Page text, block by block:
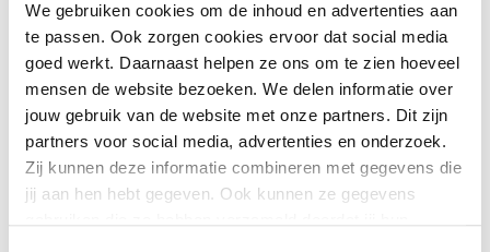
We gebruiken cookies om de inhoud en advertenties aan
te passen. Ook zorgen cookies ervoor dat social media
goed werkt. Daarnaast helpen ze ons om te zien hoeveel
mensen de website bezoeken. We delen informatie over
jouw gebruik van de website met onze partners. Dit zijn
partners voor social media, advertenties en onderzoek.
Zij kunnen deze informatie combineren met gegevens die
jij aan hen hebt gegeven. Ook kunnen ze gegevens
gunstig voor de landbouw. De
grondwaterstanden blijven laag tot
gemiddeld in de meeste gebieden. De
watertemperaturen zijn in het algemeen
gedaald, maar lokaal nog steeds hoger dan
wenselijk.